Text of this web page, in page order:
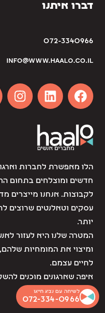
לשיחה עם נציג חייגו
072-334-0966
דברו איתנו
072-3340966
info@www.haalo.co.il
הלו מאפשרת לחברות
חדשים ומוצלחים בתחום
לקבוצות. אנחנו מייצרים
עסקים וטאלנטים שרוצים
יותר.
המטרה שלנו היא לעזור
ומיצוי את המומחיות
לחיים עצמם.
איפה שארגונים מוכנים
אנחנו נמצאים.